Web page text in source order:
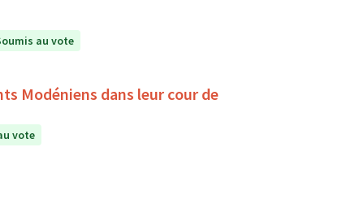
au vote
Modéniens dans leur cour de
vote